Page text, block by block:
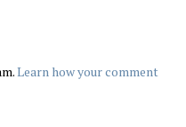
Learn how your comment